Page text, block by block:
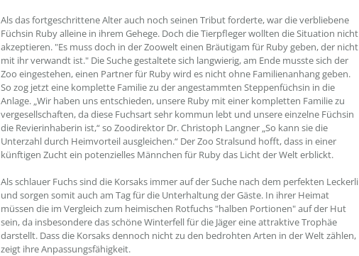
Als das fortgeschrittene Alter auch noch seinen Tribut forderte, war die verbliebene
Füchsin Ruby alleine in ihrem Gehege. Doch die Tierpfleger wollten die Situation nicht
akzeptieren. "Es muss doch in der Zoowelt einen Bräutigam für Ruby geben, der nicht
mit ihr verwandt ist." Die Suche gestaltete sich langwierig, am Ende musste sich der
Zoo eingestehen, einen Partner für Ruby wird es nicht ohne Familienanhang geben.
So zog jetzt eine komplette Familie zu der angestammten Steppenfüchsin in die
Anlage. „Wir haben uns entschieden, unsere Ruby mit einer kompletten Familie zu
vergesellschaften, da diese Fuchsart sehr kommun lebt und unsere einzelne Füchsin
die Revierinhaberin ist,“ so Zoodirektor Dr. Christoph Langner „So kann sie die
Unterzahl durch Heimvorteil ausgleichen.“ Der Zoo Stralsund hofft, dass in einer
künftigen Zucht ein potenzielles Männchen für Ruby das Licht der Welt erblickt.
Als schlauer Fuchs sind die Korsaks immer auf der Suche nach dem perfekten Leckerli
und sorgen somit auch am Tag für die Unterhaltung der Gäste. In ihrer Heimat
müssen die im Vergleich zum heimischen Rotfuchs "halben Portionen" auf der Hut
sein, da insbesondere das schöne Winterfell für die Jäger eine attraktive Trophäe
darstellt. Dass die Korsaks dennoch nicht zu den bedrohten Arten in der Welt zählen,
zeigt ihre Anpassungsfähigkeit.